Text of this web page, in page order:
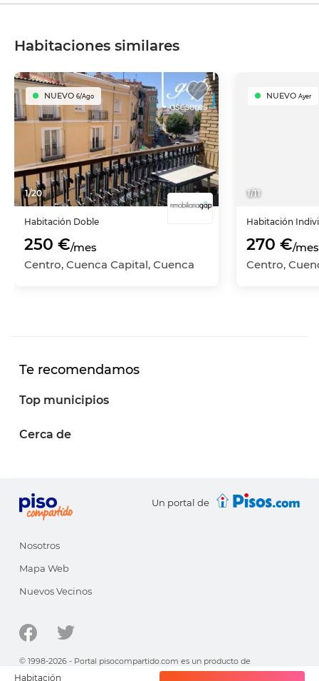
Habitaciones similares
1/20
NUEVO 6/Ago
Habitación Doble
250 €/mes
Centro, Cuenca Capital, Cuenca
1/11
NUEVO Ayer
Habitación
270 €/mes
Centro,
Habitación
Te recomendamos
Top municipios
Cerca de
Un portal de
Nosotros
Mapa Web
Nuevos Vecinos
© 1998-2026 - Portal pisocompartido.com es un producto de